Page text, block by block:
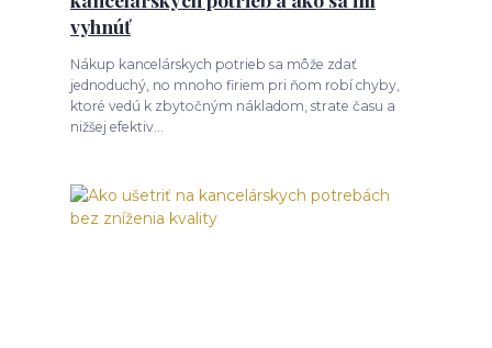
vyhnúť
Nákup kancelárskych potrieb sa môže zdať
jednoduchý, no mnoho firiem pri ňom robí chyby,
ktoré vedú k zbytočným nákladom, strate času a
nižšej efektiv...